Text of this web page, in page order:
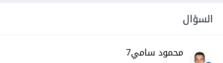
السؤال
محمود سامي7